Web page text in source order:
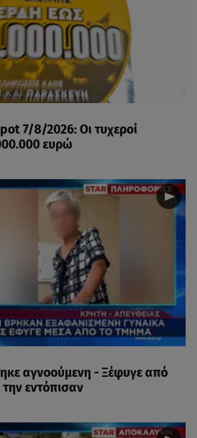
7/8/2026: Οι τυχεροί
ευρώ
αγνοούμενη - Ξέφυγε από
εντόπισαν